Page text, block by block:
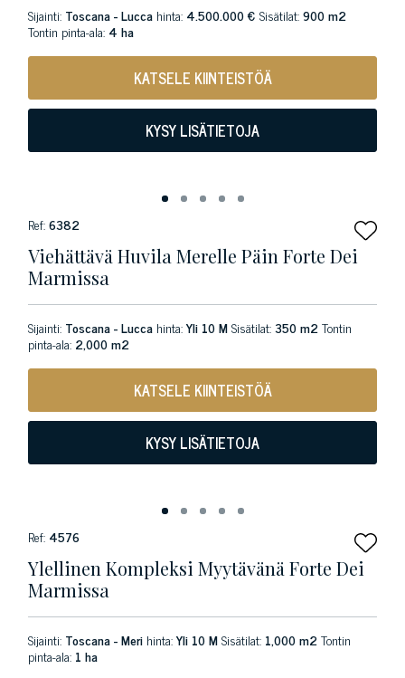
Sijainti: Toscana - Lucca hinta: 4.500.000 € Sisätilat:900 m2
Tontin pinta-ala: 4 ha
KATSELE KIINTEISTÖÄ
KYSY LISÄTIETOJA
Ref:6382
Viehättävä Huvila Merelle Päin Forte Dei
Marmissa
Sijainti: Toscana - Lucca hinta:Yli 10 MSisätilat:350 m2Tontin
pinta-ala: 2,000 m2
KATSELE KIINTEISTÖÄ
KYSY LISÄTIETOJA
Ref: 4576
Ylellinen Kompleksi Myytävänä Forte Dei
Marmissa
Sijainti: Toscana - Meri hinta:Yli 10 MSisätilat: 1,000 m2Tontin
pinta-ala: 1 ha